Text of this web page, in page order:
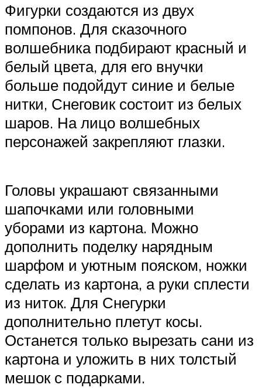
Фигурки создаются из двух
помпонов. Для сказочного
волшебника подбирают красный и
белый цвета, для его внучки
больше подойдут синие и белые
нитки, Снеговик состоит из белых
шаров. На лицо волшебных
персонажей закрепляют глазки.
Головы украшают связанными
шапочками или головными
уборами из картона. Можно
дополнить поделку нарядным
шарфом и уютным пояском, ножки
сделать из картона, а руки сплести
из ниток. Для Снегурки
дополнительно плетут косы.
Останется только вырезать сани из
картона и уложить в них толстый
мешок с подарками.